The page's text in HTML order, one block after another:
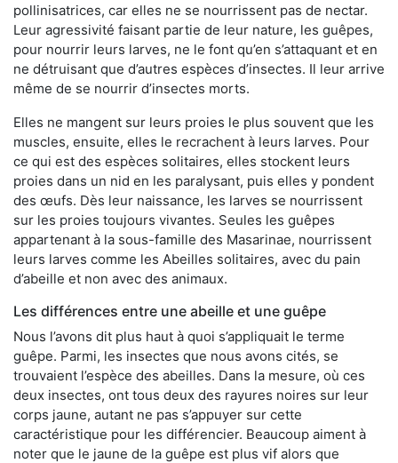
pollinisatrices, car elles ne se nourrissent pas de nectar.
Leur agressivité faisant partie de leur nature, les guêpes,
pour nourrir leurs larves, ne le font qu’en s’attaquant et en
ne détruisant que d’autres espèces d’insectes. Il leur arrive
même de se nourrir d’insectes morts.
Elles ne mangent sur leurs proies le plus souvent que les
muscles, ensuite, elles le recrachent à leurs larves. Pour
ce qui est des espèces solitaires, elles stockent leurs
proies dans un nid en les paralysant, puis elles y pondent
des œufs. Dès leur naissance, les larves se nourrissent
sur les proies toujours vivantes. Seules les guêpes
appartenant à la sous-famille des Masarinae, nourrissent
leurs larves comme les Abeilles solitaires, avec du pain
d’abeille et non avec des animaux.
Les différences entre une abeille et une guêpe
Nous l’avons dit plus haut à quoi s’appliquait le terme
guêpe. Parmi, les insectes que nous avons cités, se
trouvaient l’espèce des abeilles. Dans la mesure, où ces
deux insectes, ont tous deux des rayures noires sur leur
corps jaune, autant ne pas s’appuyer sur cette
caractéristique pour les différencier. Beaucoup aiment à
noter que le jaune de la guêpe est plus vif alors que